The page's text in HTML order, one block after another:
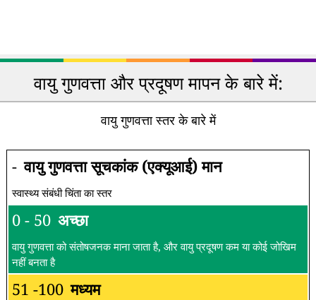
वायु गुणवत्ता और प्रदूषण मापन के बारे में:
वायु गुणवत्ता स्तर के बारे में
- वायु गुणवत्ता सूचकांक (एक्यूआई) मान
स्वास्थ्य संबंधी चिंता का स्तर
0 - 50 अच्छा
वायु गुणवत्ता को संतोषजनक माना जाता है, और वायु प्रदूषण कम या कोई जोखिम
नहीं बनता है
51 -100 मध्यम